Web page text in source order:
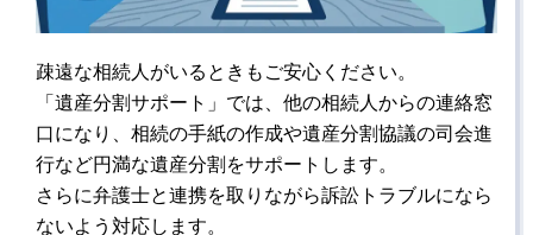
疎遠な相続人がいるときもご安心ください。
「遺産分割サポート」では、他の相続人からの連絡窓
口になり、相続の手紙の作成や遺産分割協議の司会進
行など円満な遺産分割をサポートします。
さらに弁護士と連携を取りながら訴訟トラブルになら
ないよう対応します。